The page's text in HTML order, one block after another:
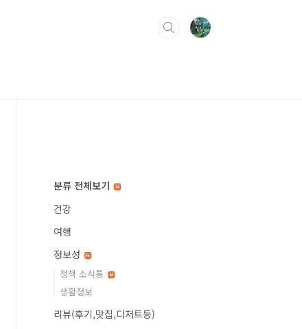
분류 전체보기
건강
여행
정보성
정책 소식통
생활정보
리뷰(후기,맛집,디저트등)